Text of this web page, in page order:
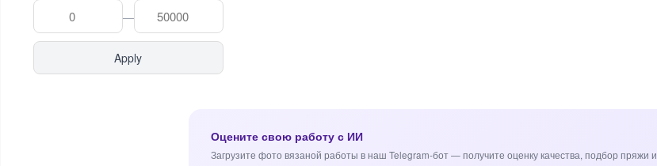
—
Apply
Оцените свою работу с ИИ
Загрузите фото вязаной работы в наш Telegram-бот — получите оценку качества, подбор пряжи и